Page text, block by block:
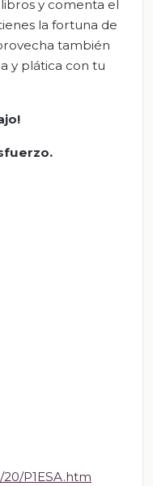
y comenta el
la fortuna de
también
y plática con tu
.
P1ESA.htm